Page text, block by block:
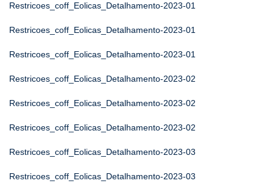
Restricoes_coff_Eolicas_Detalhamento-2023-01
Restricoes_coff_Eolicas_Detalhamento-2023-01
Restricoes_coff_Eolicas_Detalhamento-2023-01
Restricoes_coff_Eolicas_Detalhamento-2023-02
Restricoes_coff_Eolicas_Detalhamento-2023-02
Restricoes_coff_Eolicas_Detalhamento-2023-02
Restricoes_coff_Eolicas_Detalhamento-2023-03
Restricoes_coff_Eolicas_Detalhamento-2023-03